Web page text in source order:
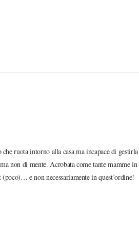
ruota intorno alla casa ma incapace di gestirla
non di mente. Acrobata come tante mamme in
e non necessariamente in quest’ordine!